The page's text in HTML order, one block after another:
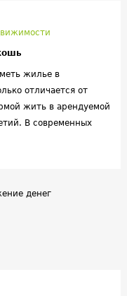
жилье в
отличается от
жить в арендуемой
В современных
квартиру,